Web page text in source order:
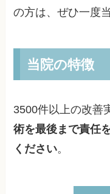
の方は、ぜひ一度
当院の特徴
3500件以上の改善
術を最後まで責任
ください。